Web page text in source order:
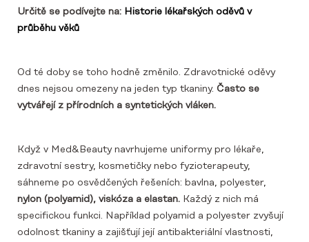
Určitě se podívejte na: Historie lékařských oděvů v
průběhu věků
Od té doby se toho hodně změnilo. Zdravotnické oděvy
dnes nejsou omezeny na jeden typ tkaniny. Často se
vytvářejí z přírodních a syntetických vláken.
Když v Med&Beauty navrhujeme uniformy pro lékaře,
zdravotní sestry, kosmetičky nebo fyzioterapeuty,
sáhneme po osvědčených řešeních: bavlna, polyester,
nylon (polyamid), viskóza a elastan. Každý z nich má
specifickou funkci. Například polyamid a polyester zvyšují
odolnost tkaniny a zajišťují její antibakteriální vlastnosti,